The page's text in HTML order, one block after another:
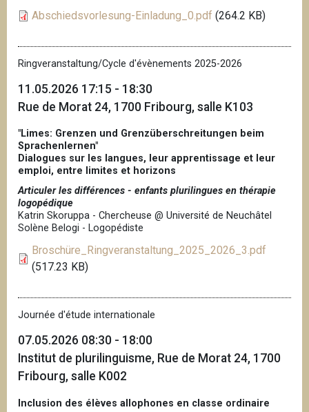
Abschiedsvorlesung-Einladung_0.pdf (264.2 KB)
Ringveranstaltung/Cycle d'évènements 2025-2026
11.05.2026 17:15 - 18:30
Rue de Morat 24, 1700 Fribourg, salle K103
"Limes: Grenzen und Grenzüberschreitungen beim
Sprachenlernen"
Dialogues sur les langues, leur apprentissage et leur
emploi, entre limites et horizons
Articuler les différences - enfants plurilingues en thérapie
logopédique
Katrin Skoruppa - Chercheuse @ Université de Neuchâtel
Solène Belogi - Logopédiste
Broschüre_Ringveranstaltung_2025_2026_3.pdf
(517.23 KB)
Journée d'étude internationale
07.05.2026 08:30 - 18:00
Institut de plurilinguisme, Rue de Morat 24, 1700
Fribourg, salle K002
Inclusion des élèves allophones en classe ordinaire